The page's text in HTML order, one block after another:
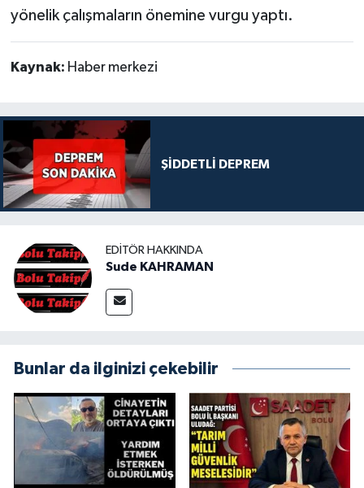
yönelik çalışmaların önemine vurgu yaptı.
Kaynak: Haber merkezi
ŞİDDETLİ DEPREM
EDITÖR HAKKINDA
Sude KAHRAMAN
Bunlar da ilginizi çekebilir